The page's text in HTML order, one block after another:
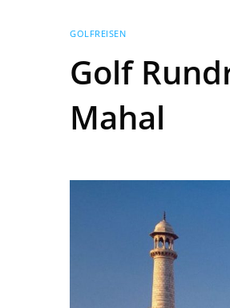
GOLFREISEN
Golf
Mahal